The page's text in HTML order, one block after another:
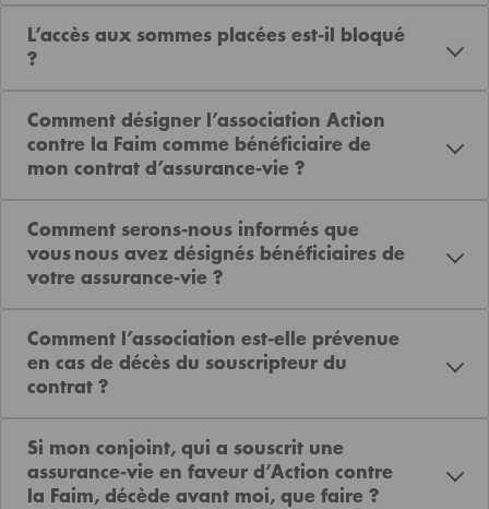
L’accès aux sommes placées est-il bloqué
?
Comment désigner l’association Action
contre la Faim comme bénéficiaire de
mon contrat d’assurance-vie ?
Comment serons-nous informés que
vous nous avez désignés bénéficiaires de
votre assurance-vie ?
Comment l’association est-elle prévenue
en cas de décès du souscripteur du
contrat ?
Si mon conjoint, qui a souscrit une
assurance-vie en faveur d’Action contre
la Faim, décède avant moi, que faire ?